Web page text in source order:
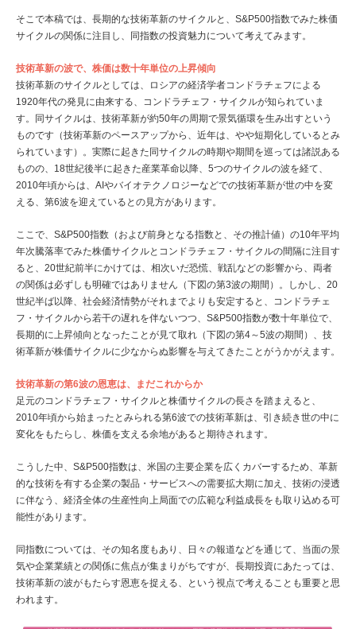
そこで本稿では、長期的な技術革新のサイクルと、S&P500指数でみた株価
サイクルの関係に注目し、同指数の投資魅力について考えてみます。
技術革新の波で、株価は数十年単位の上昇傾向
技術革新のサイクルとしては、ロシアの経済学者コンドラチェフによる
1920年代の発見に由来する、コンドラチェフ・サイクルが知られていま
す。同サイクルは、技術革新が約50年の周期で景気循環を生み出すという
ものです（技術革新のペースアップから、近年は、やや短期化しているとみ
られています）。実際に起きた同サイクルの時期や期間を巡っては諸説ある
ものの、18世紀後半に起きた産業革命以降、5つのサイクルの波を経て、
2010年頃からは、AIやバイオテクノロジーなどでの技術革新が世の中を変
える、第6波を迎えているとの見方があります。
ここで、S&P500指数（および前身となる指数と、その推計値）の10年平均
年次騰落率でみた株価サイクルとコンドラチェフ・サイクルの間隔に注目す
ると、20世紀前半にかけては、相次いだ恐慌、戦乱などの影響から、両者
の関係は必ずしも明確ではありません（下図の第3波の期間）。しかし、20
世紀半ば以降、社会経済情勢がそれまでよりも安定すると、コンドラチェ
フ・サイクルから若干の遅れを伴ないつつ、S&P500指数が数十年単位で、
長期的に上昇傾向となったことが見て取れ（下図の第4～5波の期間）、技
術革新が株価サイクルに少なからぬ影響を与えてきたことがうかがえます。
技術革新の第6波の恩恵は、まだこれからか
足元のコンドラチェフ・サイクルと株価サイクルの長さを踏まえると、
2010年頃から始まったとみられる第6波での技術革新は、引き続き世の中に
変化をもたらし、株価を支える余地があると期待されます。
こうした中、S&P500指数は、米国の主要企業を広くカバーするため、革新
的な技術を有する企業の製品・サービスへの需要拡大期に加え、技術の浸透
に伴なう、経済全体の生産性向上局面での広範な利益成長をも取り込める可
能性があります。
同指数については、その知名度もあり、日々の報道などを通じて、当面の景
気や企業業績との関係に焦点が集まりがちですが、長期投資にあたっては、
技術革新の波がもたらす恩恵を捉える、という視点で考えることも重要と思
われます。